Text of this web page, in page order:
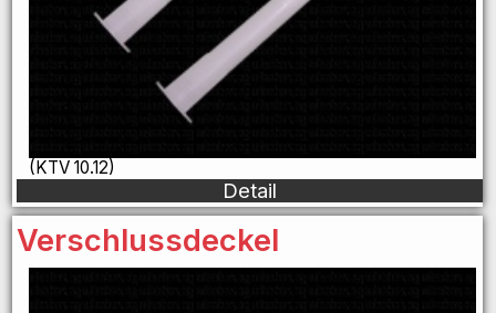
(KTV 10.12)
Detail
Verschlussdeckel